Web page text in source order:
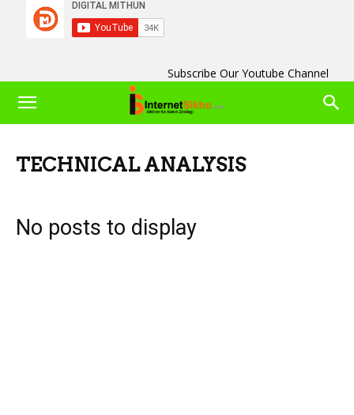
Subscribe Our Youtube Channel
TECHNICAL ANALYSIS
No posts to display